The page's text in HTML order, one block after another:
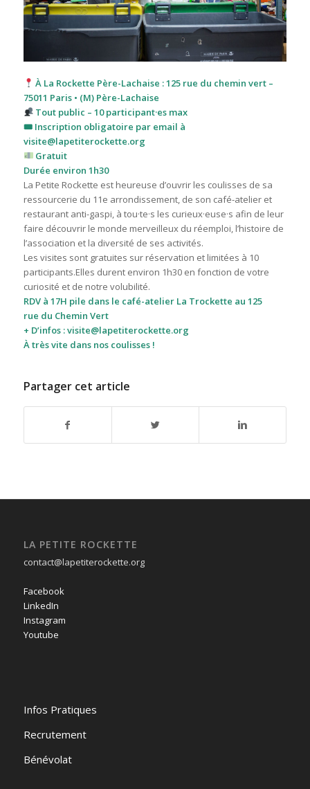
À La Rockette Père-Lachaise : 125 rue du chemin vert –
75011 Paris • (M) Père-Lachaise
Tout public – 10 participant·es max
🎟 Inscription obligatoire par email à
visite@lapetiterockette.org
Gratuit
Durée environ 1h30
La Petite Rockette est heureuse d’ouvrir les coulisses de sa
ressourcerie du 11e arrondissement, de son café-atelier et
restaurant anti-gaspi, à tou·te·s les curieux·euse·s afin de leur
faire découvrir le monde merveilleux du réemploi, l’histoire de
l’association et la diversité de ses activités.
Les visites sont gratuites sur réservation et limitées à 10
participants.Elles durent environ 1h30 en fonction de votre
curiosité et de notre volubilité.
RDV à 17H pile dans le café-atelier La Trockette au 125
rue du Chemin Vert
+ D’infos :visite@lapetiterockette.org
À très vite dans nos coulisses !
Partager cet article
LA PETITE ROCKETTE
contact@lapetiterockette.org
Facebook
LinkedIn
Instagram
Youtube
Infos Pratiques
Recrutement
Bénévolat